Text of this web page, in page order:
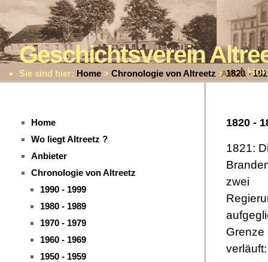
Geschichtsverein
Sie sind hier: Home > Chronologie von Altreetz >1820 -
AAA
Home
Wo liegt Altreetz ?
Anbieter
Chronologie von Altreetz
1990 - 1999
1980 - 1989
1970 - 1979
1960 - 1969
1950 - 1959
1820 -
1821:
zwei
Grenze
verläuft: